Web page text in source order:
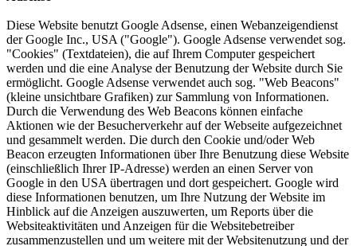
Diese Website benutzt Google Adsense, einen Webanzeigendienst
der Google Inc., USA ("Google"). Google Adsense verwendet sog.
"Cookies" (Textdateien), die auf Ihrem Computer gespeichert
werden und die eine Analyse der Benutzung der Website durch Sie
ermöglicht. Google Adsense verwendet auch sog. "Web Beacons"
(kleine unsichtbare Grafiken) zur Sammlung von Informationen.
Durch die Verwendung des Web Beacons können einfache
Aktionen wie der Besucherverkehr auf der Webseite aufgezeichnet
und gesammelt werden. Die durch den Cookie und/oder Web
Beacon erzeugten Informationen über Ihre Benutzung diese Website
(einschließlich Ihrer IP-Adresse) werden an einen Server von
Google in den USA übertragen und dort gespeichert. Google wird
diese Informationen benutzen, um Ihre Nutzung der Website im
Hinblick auf die Anzeigen auszuwerten, um Reports über die
Websiteaktivitäten und Anzeigen für die Websitebetreiber
zusammenzustellen und um weitere mit der Websitenutzung und der